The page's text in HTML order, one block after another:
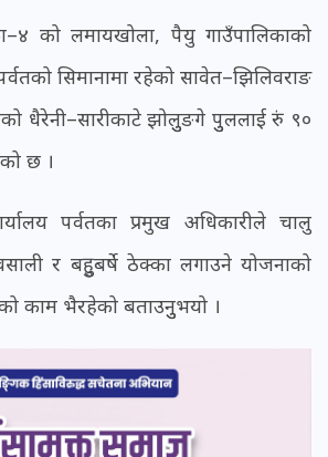
को लमायखोला, पैयु गाउँपालिकाको
सिमानामा रहेको सावेत–झिलिवराङ
धैरेनी–सारीकाटे झोलुुङगे पुुललाई रुं ९०
छ ।
पर्वतका प्रमुख अधिकारीले चालु
र बहुुबर्षे ठेक्का लगाउने योजनाको
काम भैरहेको बताउनुुभयो ।